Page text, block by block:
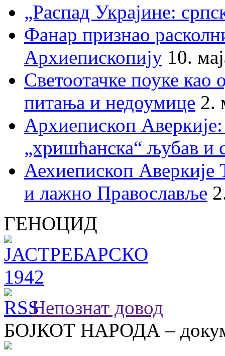
„Распад Украјине:
Фанар признао
Архиепископију 10.
Светоотачке поуке као
питања и недоумице 2.
Архиепископ
„хришћанска“ љубав и
Аехиепископ
и лажно Православље
ГЕНОЦИД
Непознат довод
БОЈКОТ НАРОДА –